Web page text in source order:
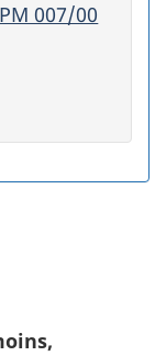
007/00